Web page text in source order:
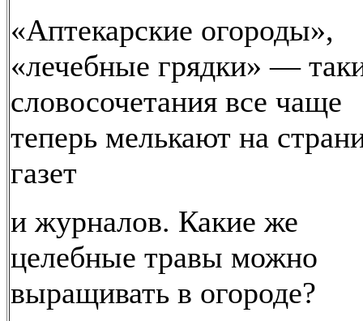
«Аптекарские огороды»,
«лечебные грядки» —
словосочетания все чаще
теперь мелькают на
газет
и журналов. Какие же
целебные травы можно
выращивать в огороде?